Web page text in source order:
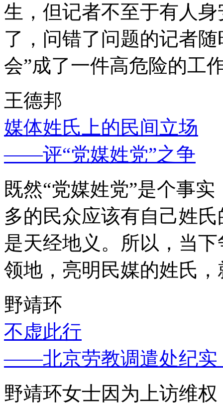
生，但记者不至于有人
了，问错了问题的记者
会”成了一件高危险的工
王德邦
媒体姓氏上的民间立场
——评“党媒姓党”之争
既然“党媒姓党”是个事
多的民众应该有自己姓
是天经地义。所以，当
领地，亮明民媒的姓氏
野靖环
不虚此行
——北京劳教调遣处纪实
野靖环女士因为上访维